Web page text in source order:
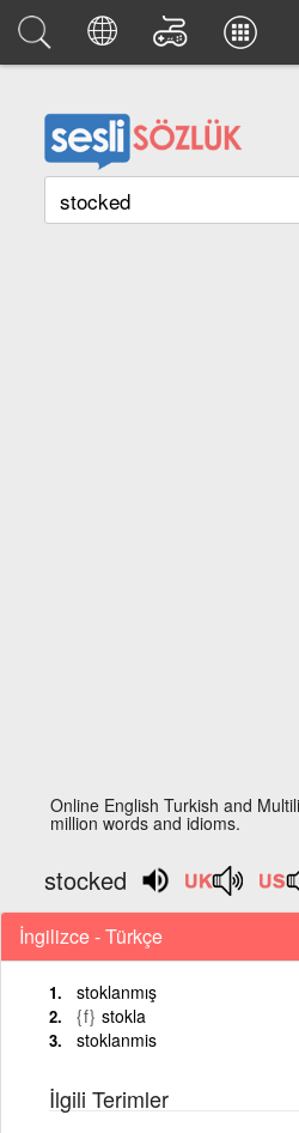
Online English Turkish and
million words and idioms.
stocked
İngilizce - Türkçe
stoklanmış
{f} stokla
stoklanmis
İlgili Terimler